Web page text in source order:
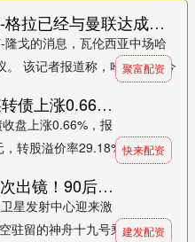
聚富配资 记者：哈维-格拉已经与曼联达成初步协议，米兰拖延了太久
戈的消息，瓦伦西亚中场哈
该记者报道称，哈维-格拉今
聚富配资
快来配资 7月3日平煤转债上涨0.66%，转股溢价率29.18%
盘上涨0.66%，报
转股溢价率29.18%。 ....
快来配资
建发配资 身体恢复首次出镜！90后女航天员王浩泽胸前的&quot;星星&quot;亮了！_空间站_神舟_星辰
星发射中心迎来激
驻留的神舟十九号乘组，首次
建发配资